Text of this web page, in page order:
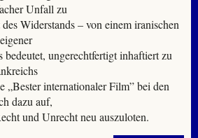
Unfall zu
Widerstands – von einem iranischen
ungerechtfertigt inhaftiert zu
„Bester internationaler Film” bei den
dazu auf,
und Unrecht neu auszuloten.